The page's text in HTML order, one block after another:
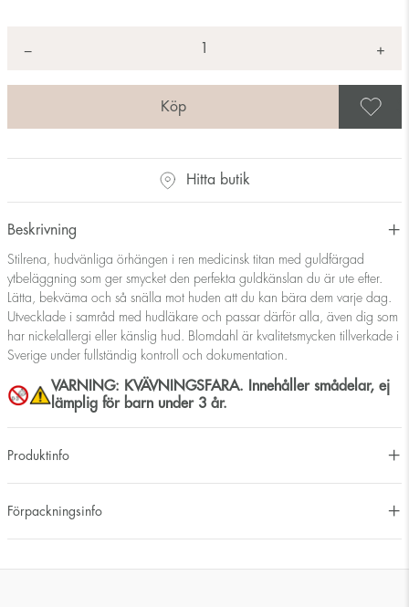
− +
Hitta butik
Beskrivning
Stilrena, hudvänliga örhängen i ren medicinsk titan med guldfärgad
ytbeläggning som ger smycket den perfekta guldkänslan du är ute efter.
Lätta, bekväma och så snälla mot huden att du kan bära dem varje dag.
Utvecklade i samråd med hudläkare och passar därför alla, även dig som
har nickelallergi eller känslig hud. Blomdahl är kvalitetsmycken tillverkade i
Sverige under fullständig kontroll och dokumentation.
VARNING: KVÄVNINGSFARA. Innehåller smådelar, ej
lämplig för barn under 3 år.
Produktinfo
Förpackningsinfo